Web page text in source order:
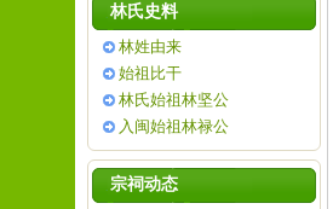
林氏史料
林姓由来
始祖比干
林氏始祖林坚公
入闽始祖林禄公
宗祠动态